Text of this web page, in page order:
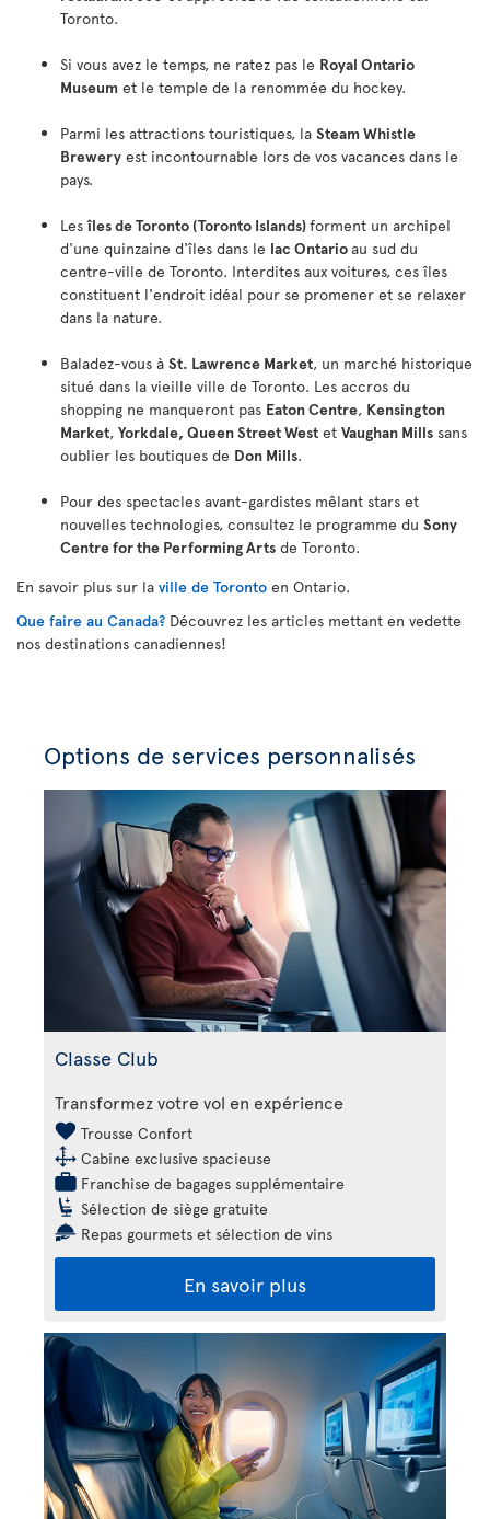
Toronto.
Si vous avez le temps, ne ratez pas le Royal Ontario
Museum et le temple de la renommée du hockey.
Parmi les attractions touristiques, la Steam Whistle
Brewery est incontournable lors de vos vacances dans le
pays.
Lesîles de Toronto (Toronto Islands)forment un archipel
d'une quinzaine d'îles dans le lac Ontarioau sud du
centre-ville de Toronto. Interdites aux voitures, ces îles
constituent l'endroit idéal pour se promener et se relaxer
dans la nature.
Baladez-vous à St. Lawrence Market, un marché historique
situé dans la vieille ville de Toronto. Les accros du
shopping ne manqueront pas Eaton Centre, Kensington
Market, Yorkdale, Queen Street West et Vaughan Mills sans
oublier les boutiques de Don Mills.
Pour des spectacles avant-gardistes mêlant stars et
nouvelles technologies, consultez le programme du Sony
Centre for the Performing Arts de Toronto.
En savoir plus sur la ville de Toronto en Ontario.
Que faire au Canada? Découvrez les articles mettant en vedette
nos destinations canadiennes!
Options de services personnalisés
Classe Club
Transformez votre vol en expérience
Trousse Confort
Cabine exclusive spacieuse
Franchise de bagages supplémentaire
Sélection de siège gratuite
Repas gourmets et sélection de vins
En savoir plus